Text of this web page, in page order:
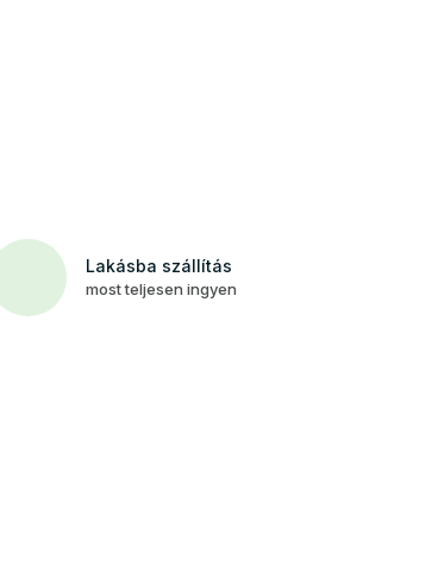
Lakásba szállítás
most teljesen ingyen